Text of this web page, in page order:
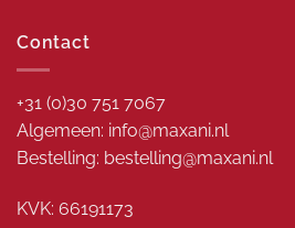
Contact
+31 (0)30 751 7067
Algemeen: info@maxani.nl
Bestelling: bestelling@maxani.nl
KVK: 66191173